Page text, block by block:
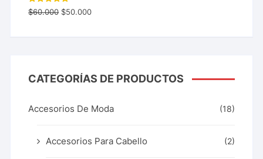
Valorado
con 5.00
$60.000 $50.000
CATEGORÍAS DE PRODUCTOS
Accesorios De Moda (18)
Accesorios Para Cabello (2)